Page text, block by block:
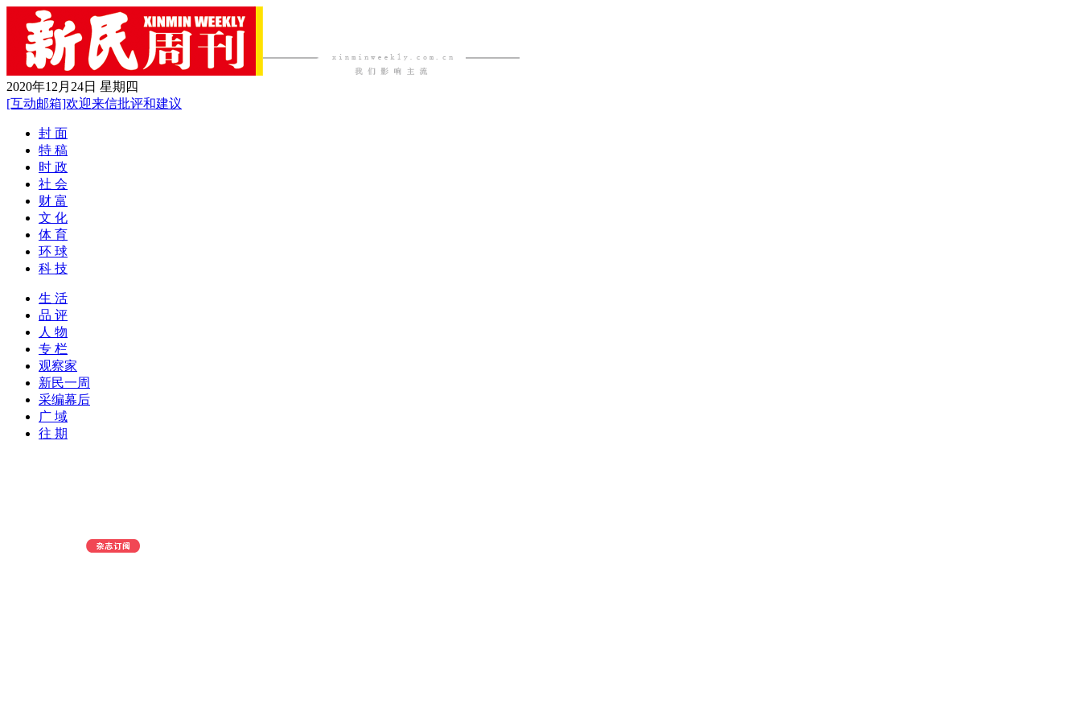
2020年12月24日 星期四
[互动邮箱]欢迎来信批评和建议
封 面
特 稿
时 政
社 会
财 富
文 化
体 育
环 球
科 技
生 活
品 评
人 物
专 栏
观察家
新民一周
采编幕后
广 域
往 期